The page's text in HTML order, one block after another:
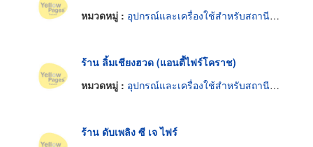
หมวดหมู่ : อุปกรณ์และเครื่องใช้สำหรับสถานีดับเพลิง
ร้าน ลิ้มเชียงฮวด (แอนตี้ไฟร์โคราช)
หมวดหมู่ : อุปกรณ์และเครื่องใช้สำหรับสถานีดับเพลิง
ร้าน ดับเพลิง ซี เจ ไฟร์